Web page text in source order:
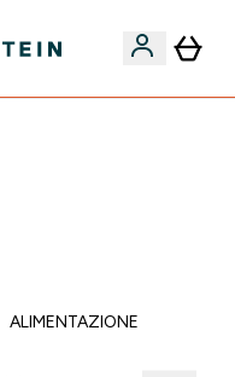
ALIMENTAZIONE